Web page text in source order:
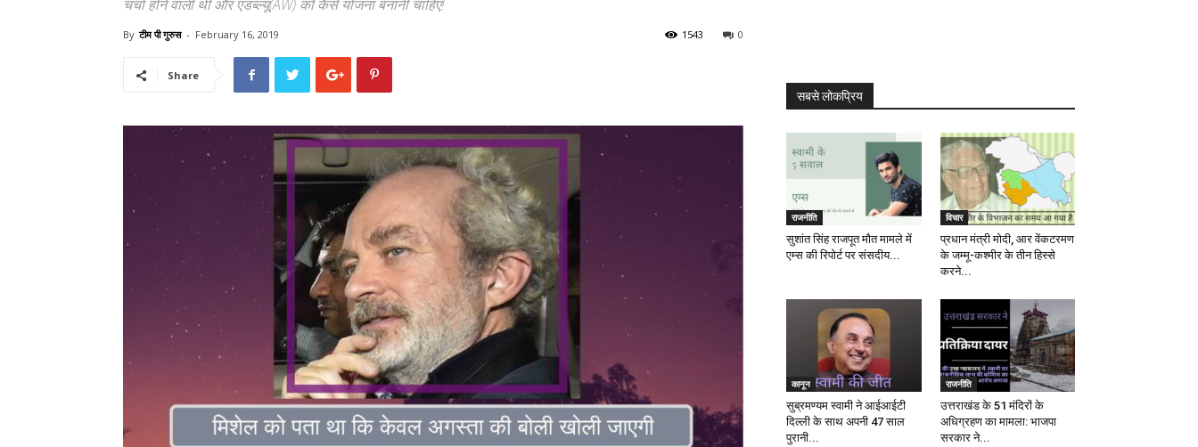
चर्चा होने वाली थी और एडब्ल्यू(AW) को कैसे योजना बनानी चाहिए!
By टीम पी गुरुस - February 16, 2019 0
1543
Share
सबसे लोकप्रिय
राजनीति
सुशांत सिंह राजपूत मौत मामले में
एम्स की रिपोर्ट पर संसदीय...
विचार
प्रधान मंत्री मोदी, आर वेंकटरमण
के जम्मू-कश्मीर के तीन हिस्से
करने...
कानून
सुब्रमण्यम स्वामी ने आईआईटी
दिल्ली के साथ अपनी 47 साल
पुरानी...
राजनीति
उत्तराखंड के 51 मंदिरों के
अधिग्रहण का मामला: भाजपा
सरकार ने...